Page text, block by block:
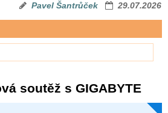
Pavel Šantrůček 29.07.2026
soutěž s GIGABYTE